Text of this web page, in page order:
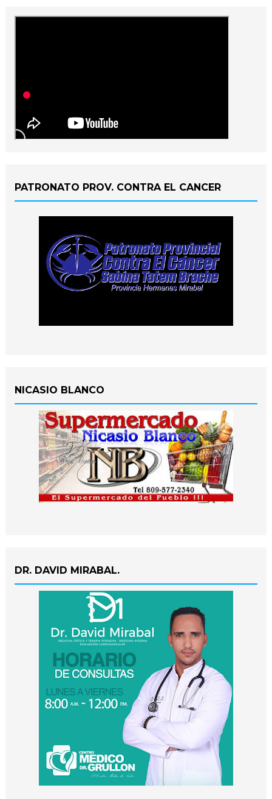
PATRONATO PROV. CONTRA EL CANCER
NICASIO BLANCO
DR. DAVID MIRABAL.